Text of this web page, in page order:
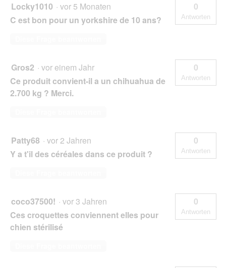
Locky1010 · vor 5 Monaten
C est bon pour un yorkshire de 10 ans?
0
Antworten
Gros2 · vor einem Jahr
Ce produit convient-il a un chihuahua de
2.700 kg ? Merci.
0
Antworten
Patty68 · vor 2 Jahren
Y a t'il des céréales dans ce produit ?
0
Antworten
coco37500! · vor 3 Jahren
Ces croquettes conviennent elles pour
chien stérilisé
0
Antworten